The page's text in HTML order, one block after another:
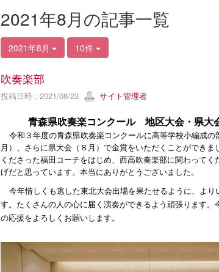
2021年8月の記事一覧
2021年8月 10件
吹奏楽部
投稿日時 : 2021/08/23 サイト管理者
青森県吹奏楽コンクール 地区大会・県大
令和３年度の青森県吹奏楽コンクールに高等学校小編成の
月）、さらに県大会（８月）で金賞をいただくことができ
くださった福田コーチをはじめ、西高吹奏楽部に関わって
げだと思っています。本当にありがとうございました。
今年惜しくも逃した東北大会出場を果たせるように、より
す。たくさんの人の心に届く演奏ができるよう頑張ります。
の応援をよろしくお願いします。